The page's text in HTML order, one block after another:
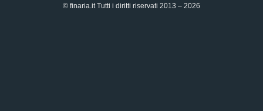
© finaria.it Tutti i diritti riservati 2013 – 2026